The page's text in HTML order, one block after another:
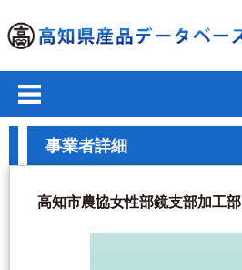
事業者詳細
高知市農協女性部鏡支部加工部